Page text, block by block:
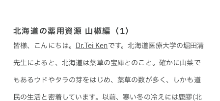
北海道の薬用資源 山椒編〈1〉
皆様、こんにちは。 Dr.Tei Kenです。北海道医療大学の堀田清
先生によると、北海道は薬草の宝庫とのこと。確かに山菜で
もあるウドやタラの芽をはじめ、薬草の数が多く、しかも道
民の生活と密着しています。以前、寒い冬の冷えには鹿膠(北